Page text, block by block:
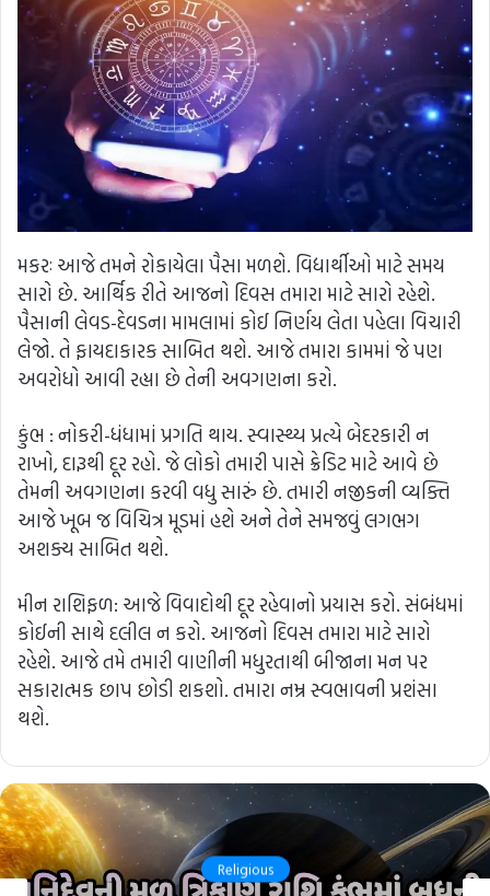
મકરઃ આજે તમને રોકાયેલા પૈસા મળશે. વિદ્યાર્થીઓ માટે સમય
સારો છે. આર્થિક રીતે આજનો દિવસ તમારા માટે સારો રહેશે.
પૈસાની લેવડ-દેવડના મામલામાં કોઈ નિર્ણય લેતા પહેલા વિચારી
લેજો. તે ફાયદાકારક સાબિત થશે. આજે તમારા કામમાં જે પણ
અવરોધો આવી રહ્યા છે તેની અવગણના કરો.
કુંભ : નોકરી-ધંધામાં પ્રગતિ થાય. સ્વાસ્થ્ય પ્રત્યે બેદરકારી ન
રાખો, દારૂથી દૂર રહો. જે લોકો તમારી પાસે ક્રેડિટ માટે આવે છે
તેમની અવગણના કરવી વધુ સારું છે. તમારી નજીકની વ્યક્તિ
આજે ખૂબ જ વિચિત્ર મૂડમાં હશે અને તેને સમજવું લગભગ
અશક્ય સાબિત થશે.
મીન રાશિફળ: આજે વિવાદોથી દૂર રહેવાનો પ્રયાસ કરો. સંબંધમાં
કોઈની સાથે દલીલ ન કરો. આજનો દિવસ તમારા માટે સારો
રહેશે. આજે તમે તમારી વાણીની મધુરતાથી બીજાના મન પર
સકારાત્મક છાપ છોડી શકશો. તમારા નમ્ર સ્વભાવની પ્રશંસા
થશે.
Religious